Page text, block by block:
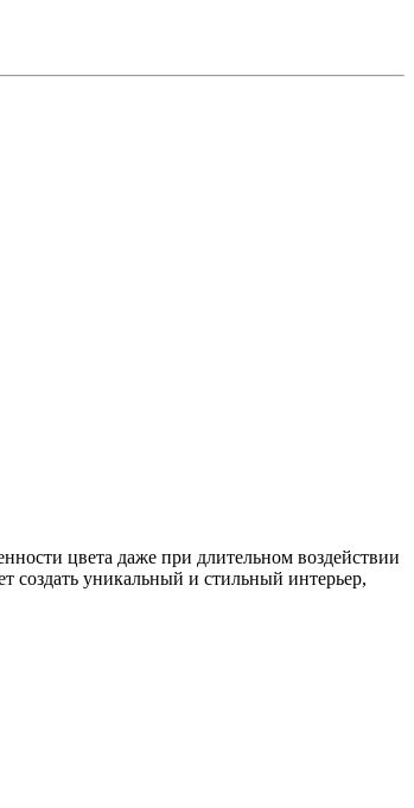
цвета даже при длительном воздействии
создать уникальный и стильный интерьер,